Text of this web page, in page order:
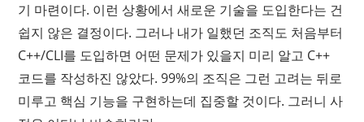
기 마련이다. 이런 상황에서 새로운 기술을 도입한다는 건
쉽지 않은 결정이다. 그러나 내가 일했던 조직도 처음부터
C++/CLI를 도입하면 어떤 문제가 있을지 미리 알고 C++
코드를 작성하진 않았다. 99%의 조직은 그런 고려는 뒤로
미루고 핵심 기능을 구현하는데 집중할 것이다. 그러니 사